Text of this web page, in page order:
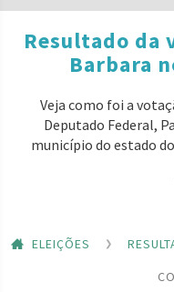
Resultado da
Barbara
Veja como foi a
Deputado Federal,
município do estado
ELEIÇÕES